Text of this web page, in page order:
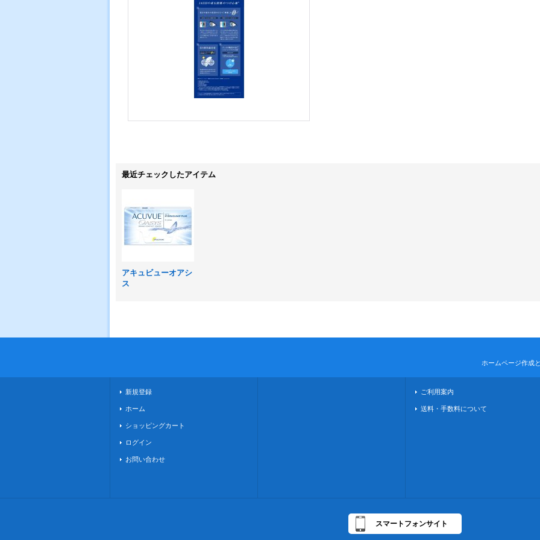
最近チェックしたアイテム
アキュビューオアシ
ス
ホームページ作成
新規登録
ホーム
ショッピングカート
ログイン
お問い合わせ
ご利用案内
送料・手数料について
スマートフォンサイト